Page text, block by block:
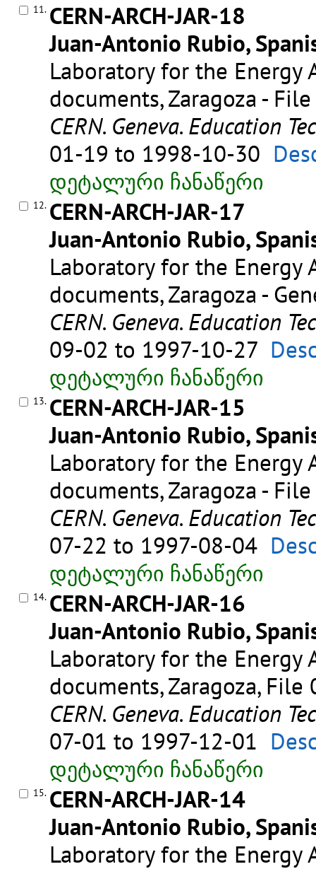
11. CERN-ARCH-JAR-18
Juan-Antonio Rubio,
Laboratory for the Energy
documents, Zaragoza -
CERN. Geneva. Education
01-19 to 1998-10-30
დეტალური ჩანაწერი
12. CERN-ARCH-JAR-17
Juan-Antonio Rubio,
Laboratory for the Energy
documents, Zaragoza -
CERN. Geneva. Education
09-02 to 1997-10-27
დეტალური ჩანაწერი
13. CERN-ARCH-JAR-15
Juan-Antonio Rubio,
Laboratory for the Energy
documents, Zaragoza -
CERN. Geneva. Education
07-22 to 1997-08-04
დეტალური ჩანაწერი
14. CERN-ARCH-JAR-16
Juan-Antonio Rubio,
Laboratory for the Energy
documents, Zaragoza, File
CERN. Geneva. Education
07-01 to 1997-12-01
დეტალური ჩანაწერი
15. CERN-ARCH-JAR-14
Juan-Antonio Rubio,
Laboratory for the Energy